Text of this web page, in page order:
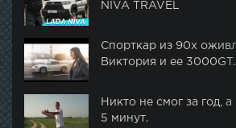
NIVA TRAVEL
Спорткар из 90х
Виктория и ее
Никто не смог за год,
5 минут.